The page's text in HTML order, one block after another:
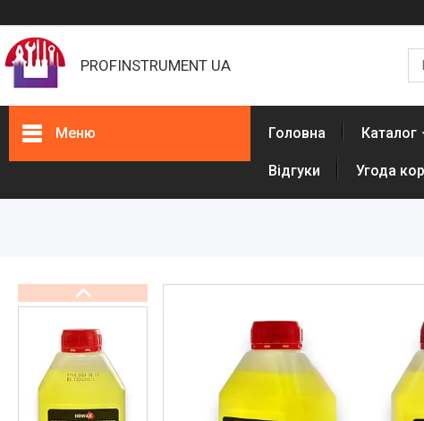
PROFINSTRUMENT UA
Меню
Обладнання для виробництва
Обладнання для бетонних
підлог
Обладнання для прочищення
труб
Головна Каталог
Відгуки Угода